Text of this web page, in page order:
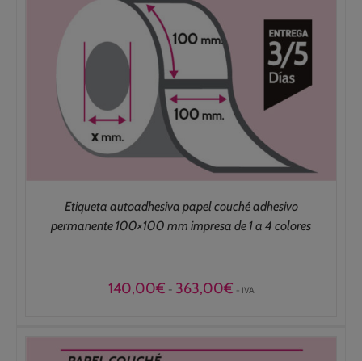
Etiqueta autoadhesiva papel couché adhesivo
permanente 100×100 mm impresa de 1 a 4 colores
140,00€ - 363,00€Rango
+ IVA